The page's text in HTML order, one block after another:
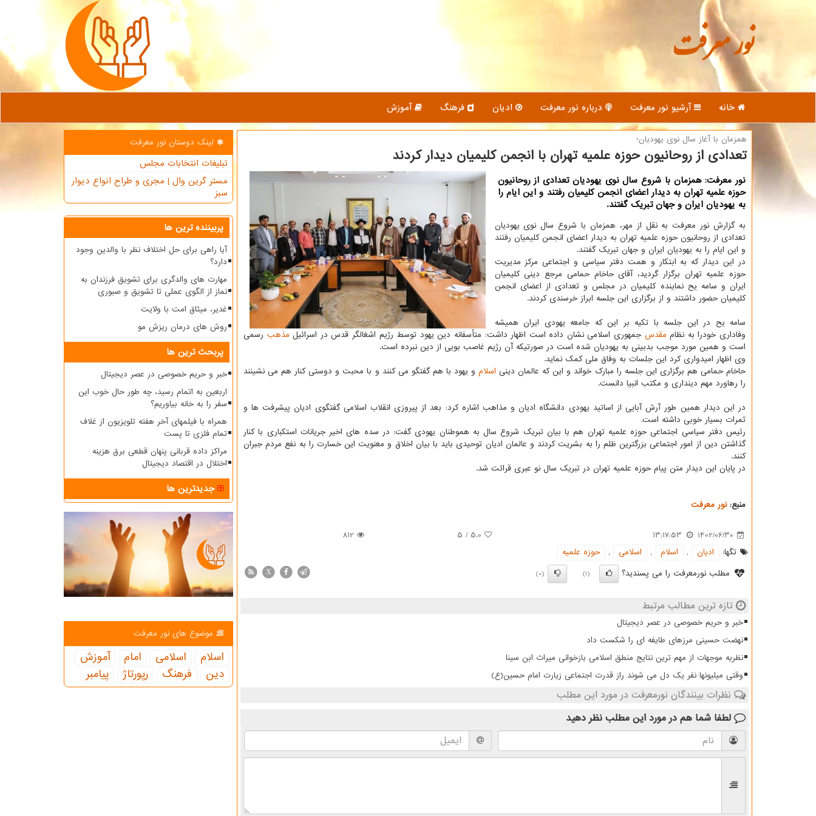
نور معرفت
خانه آرشیو نور معرفت درباره نور معرفت ادیان فرهنگ آموزش
همزمان با آغاز سال نوی یهودیان؛
تعدادی از روحانیون حوزه علمیه تهران با انجمن کلیمیان دیدار کردند
نور معرفت: همزمان با شروع سال نوی یهودیان تعدادی از روحانیون
حوزه علمیه تهران به دیدار اعضای انجمن کلیمیان رفتند و این ایام را
به یهودیان ایران و جهان تبریک گفتند.
به گزارش نور معرفت به نقل از مهر، همزمان با شروع سال نوی یهودیان
تعدادی از روحانیون حوزه علمیه تهران به دیدار اعضای انجمن کلیمیان رفتند
و این ایام را به یهودیان ایران و جهان تبریک گفتند.
در این دیدار که به ابتکار و همت دفتر سیاسی و اجتماعی مرکز مدیریت
حوزه علمیه تهران برگزار گردید، آقای حاخام حمامی مرجع دینی کلیمیان
ایران و سامه یح نماینده کلیمیان در مجلس و تعدادی از اعضای انجمن
کلیمیان حضور داشتند و از برگزاری این جلسه ابراز خرسندی کردند.
سامه یح در این جلسه با تکیه بر این که جامعه یهودی ایران همیشه
وفاداری خودرا به نظام مقدس جمهوری اسلامی نشان داده است اظهار داشت: متأسفانه دین یهود توسط رژیم اشغالگر قدس در اسرائیل مذهب رسمی
است و همین مورد موجب بدبینی به یهودیان شده است در صورتیکه آن رژیم غاصب بویی از دین نبرده است.
وی اظهار امیدواری کرد این جلسات به وفاق ملی کمک نماید.
حاخام حمامی هم برگزاری این جلسه را مبارک خواند و این که عالمان دینی اسلامو یهود با هم گفتگو می کنند و با محبت و دوستی کنار هم می نشینند
را رهاورد مهم دینداری و مکتب انبیا دانست.
در این دیدار همین طور آرش آبایی از اساتید یهودی دانشگاه ادیان و مذاهب اشاره کرد: بعد از پیروزی انقلاب اسلامی گفتگوی ادیان پیشرفت ها و
ثمرات بسیار خوبی داشته است.
رئیس دفتر سیاسی اجتماعی حوزه علمیه تهران هم با بیان تبریک شروع سال به هموطنان یهودی گفت: در سده های اخیر جریانات استکباری با کنار
گذاشتن دین از امور اجتماعی بزرگترین ظلم را به بشریت کردند و عالمان ادیان توحیدی باید با بیان اخلاق و معنویت این خسارت را به نفع مردم جبران
کنند.
در پایان این دیدار متن پیام حوزه علمیه تهران در تبریک سال نو عبری قرائت شد.
منبع:نور معرفت
1402/06/30
13:17:53
5.0
/
5
812
تگها:
ادیان , اسلام , اسلامی ,
حوزه علمیه
مطلب نورمعرفت را می پسندید؟
(1)
(0)
X
تازه ترین مطالب مرتبط
خبر و حریم خصوصی در عصر دیجیتال
نهضت حسینی مرزهای طایفه ای را شکست داد
نظریه موجهات از مهم ترین نتایج منطق اسلامی بازخوانی میراث ابن سینا
وقتی میلیونها نفر یک دل می شوند راز قدرت اجتماعی زیارت امام حسین(ع)
نظرات بینندگان نورمعرفت در مورد این مطلب
لطفا شما هم در مورد این مطلب نظر دهید
لینک دوستان نور معرفت
تبلیغات انتخابات مجلس
مستر گرین وال | مجری و طراح انواع دیوار
سبز
پربیننده ترین ها
آیا راهی برای حل اختلاف نظر با والدین وجود
دارد؟
مهارت های والدگری برای تشویق فرزندان به
نماز از الگوی عملی تا تشویق و صبوری
غدیر، میثاق امت با ولایت
روش های درمان ریزش مو
پربحث ترین ها
خبر و حریم خصوصی در عصر دیجیتال
اربعین به اتمام رسید، چه طور حال خوب این
سفر را به خانه بیاوریم؟
همراه با فیلمهای آخر هفته تلویزیون از غلاف
تمام فلزی تا پست
مراکز داده قربانی پنهان قطعی برق هزینه
اختلال در اقتصاد دیجیتال
جدیدترین ها
موضوع های نور معرفت
اسلام اسلامی امام
آموزش
دین
فرهنگ رپورتاژ پیامبر